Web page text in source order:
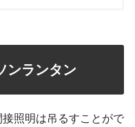
ンランタン
照明は吊るすことがで